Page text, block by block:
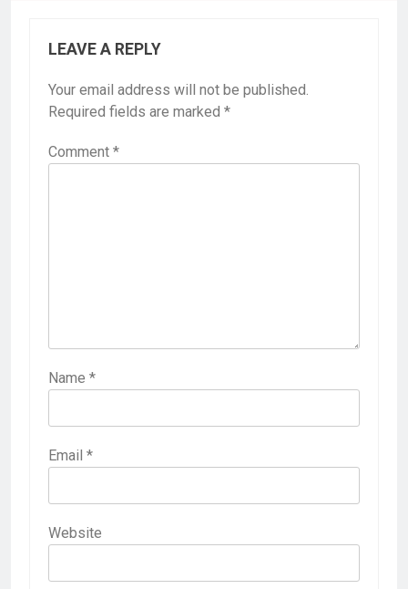
LEAVE A REPLY
Your email address will not be published.
Required fields are marked *
Comment *
Name *
Email *
Website